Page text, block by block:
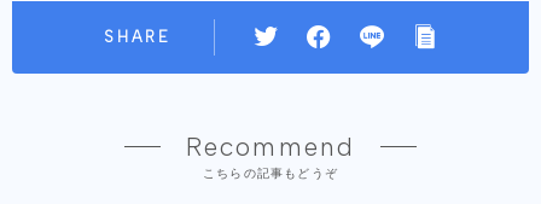
SHARE
Recommend
こちらの記事もどうぞ